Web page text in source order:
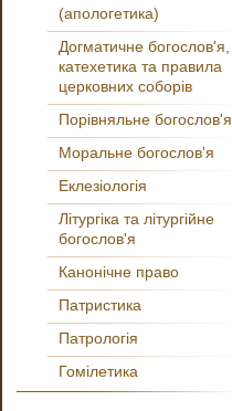
(апологетика)
Догматичне богослов'я,
катехетика та правила
церковних соборів
Порівняльне богослов'я
Моральне богослов'я
Еклезіологія
Літургіка та літургійне
богослов'я
Канонічне право
Патристика
Патрологія
Гомілетика